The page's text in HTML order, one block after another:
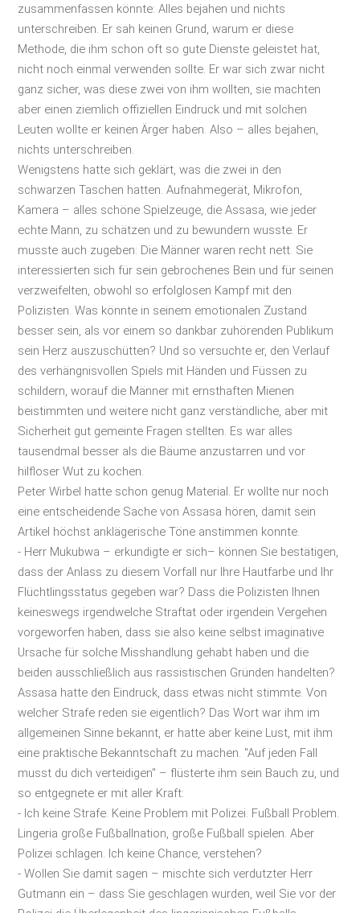
zusammenfassen könnte: Alles bejahen und nichts
unterschreiben. Er sah keinen Grund, warum er diese
Methode, die ihm schon oft so gute Dienste geleistet hat,
nicht noch einmal verwenden sollte. Er war sich zwar nicht
ganz sicher, was diese zwei von ihm wollten, sie machten
aber einen ziemlich offiziellen Eindruck und mit solchen
Leuten wollte er keinen Ärger haben. Also – alles bejahen,
nichts unterschreiben.
Wenigstens hatte sich geklärt, was die zwei in den
schwarzen Taschen hatten. Aufnahmegerät, Mikrofon,
Kamera – alles schöne Spielzeuge, die Assasa, wie jeder
echte Mann, zu schätzen und zu bewundern wusste. Er
musste auch zugeben: Die Männer waren recht nett. Sie
interessierten sich für sein gebrochenes Bein und für seinen
verzweifelten, obwohl so erfolglosen Kampf mit den
Polizisten. Was könnte in seinem emotionalen Zustand
besser sein, als vor einem so dankbar zuhörenden Publikum
sein Herz auszuschütten? Und so versuchte er, den Verlauf
des verhängnisvollen Spiels mit Händen und Füssen zu
schildern, worauf die Männer mit ernsthaften Mienen
beistimmten und weitere nicht ganz verständliche, aber mit
Sicherheit gut gemeinte Fragen stellten. Es war alles
tausendmal besser als die Bäume anzustarren und vor
hilfloser Wut zu kochen.
Peter Wirbel hatte schon genug Material. Er wollte nur noch
eine entscheidende Sache von Assasa hören, damit sein
Artikel höchst anklägerische Töne anstimmen konnte.
- Herr Mukubwa – erkundigte er sich– können Sie bestätigen,
dass der Anlass zu diesem Vorfall nur Ihre Hautfarbe und Ihr
Flüchtlingsstatus gegeben war? Dass die Polizisten Ihnen
keineswegs irgendwelche Straftat oder irgendein Vergehen
vorgeworfen haben, dass sie also keine selbst imaginative
Ursache für solche Misshandlung gehabt haben und die
beiden ausschließlich aus rassistischen Gründen handelten?
Assasa hatte den Eindruck, dass etwas nicht stimmte. Von
welcher Strafe reden sie eigentlich? Das Wort war ihm im
allgemeinen Sinne bekannt, er hatte aber keine Lust, mit ihm
eine praktische Bekanntschaft zu machen. "Auf jeden Fall
musst du dich verteidigen" – flüsterte ihm sein Bauch zu, und
so entgegnete er mit aller Kraft:
- Ich keine Strafe. Keine Problem mit Polizei. Fußball Problem.
Lingeria große Fußballnation, große Fußball spielen. Aber
Polizei schlagen. Ich keine Chance, verstehen?
- Wollen Sie damit sagen – mischte sich verdutzter Herr
Gutmann ein – dass Sie geschlagen wurden, weil Sie vor der